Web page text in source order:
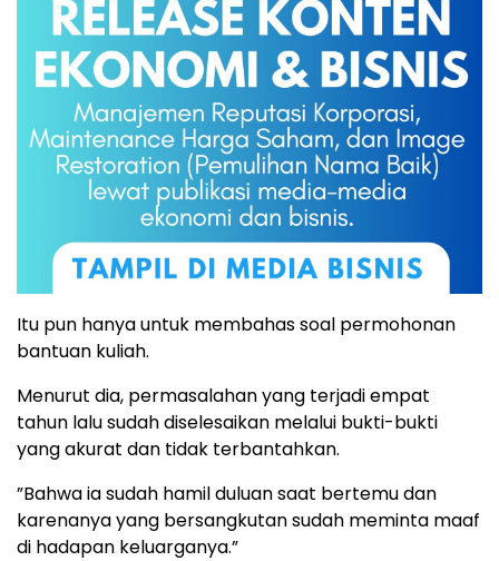
Itu pun hanya untuk membahas soal permohonan
bantuan kuliah.
Menurut dia, permasalahan yang terjadi empat
tahun lalu sudah diselesaikan melalui bukti-bukti
yang akurat dan tidak terbantahkan.
”Bahwa ia sudah hamil duluan saat bertemu dan
karenanya yang bersangkutan sudah meminta maaf
di hadapan keluarganya.”